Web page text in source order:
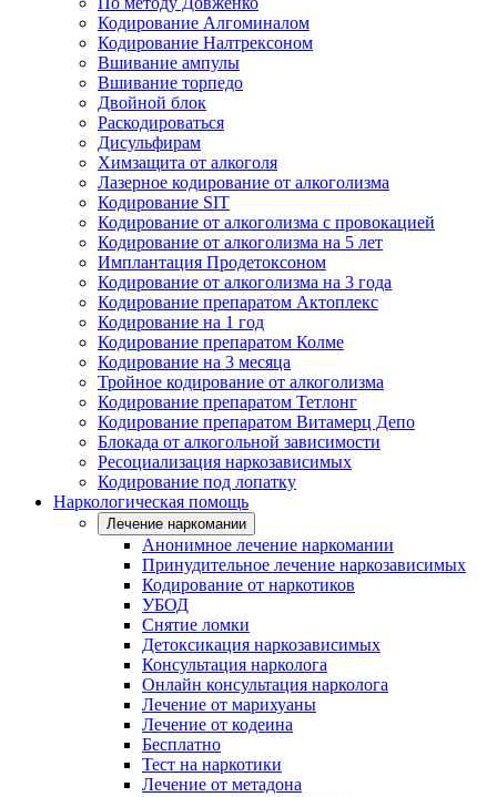
Кодирование Алгоминалом
Кодирование Налтрексоном
Вшивание ампулы
Вшивание торпедо
Двойной блок
Раскодироваться
Дисульфирам
Химзащита от алкоголя
Лазерное кодирование от алкоголизма
Кодирование SIT
Кодирование от алкоголизма с провокацией
Кодирование от алкоголизма на 5 лет
Имплантация Продетоксоном
Кодирование от алкоголизма на 3 года
Кодирование препаратом Актоплекс
Кодирование на 1 год
Кодирование препаратом Колме
Кодирование на 3 месяца
Тройное кодирование от алкоголизма
Кодирование препаратом Тетлонг
Кодирование препаратом Витамерц Депо
Блокада от алкогольной зависимости
Ресоциализация наркозависимых
Кодирование под лопатку
Наркологическая помощь
Лечение наркомании
Анонимное лечение наркомании
Принудительное лечение наркозависимых
Кодирование от наркотиков
УБОД
Снятие ломки
Детоксикация наркозависимых
Консультация нарколога
Онлайн консультация нарколога
Лечение от марихуаны
Лечение от кодеина
Бесплатно
Тест на наркотики
Лечение от метадона